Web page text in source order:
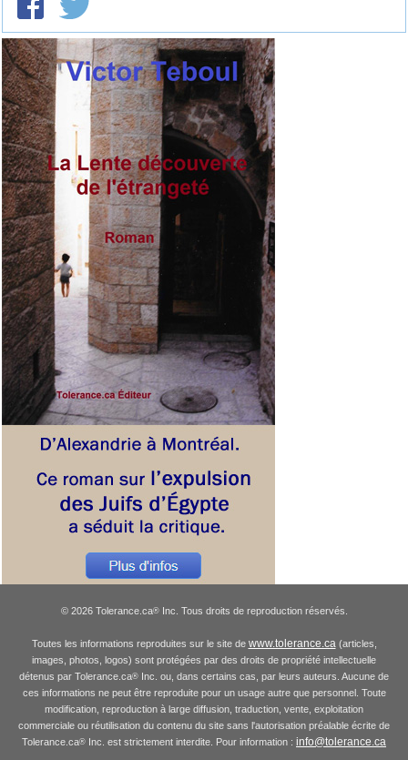
© 2026 Tolerance.ca®Inc. Tous droits de reproduction réservés.
Toutes les informations reproduites sur le site de www.tolerance.ca(articles,
images, photos, logos) sont protégées par des droits de propriété intellectuelle
détenus par Tolerance.ca® Inc. ou, dans certains cas, par leurs auteurs. Aucune de
ces informations ne peut être reproduite pour un usage autre que personnel. Toute
modification, reproduction à large diffusion, traduction, vente, exploitation
commerciale ou réutilisation du contenu du site sans l'autorisation préalable écrite de
Tolerance.ca® Inc. est strictement interdite. Pour information : info@tolerance.ca